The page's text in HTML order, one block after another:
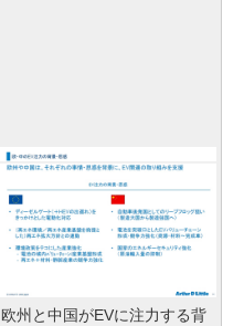
欧州と中国がEVに注力する背